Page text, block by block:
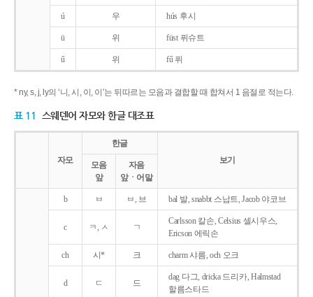
ú 우 hús 후시
ü 위 füst 퓌슈트
ű 위 fű 퓌
* ny, s, j, ly의 ‘니, 시, 이, 이’는 뒤따르는 모음과 결합할 때 합쳐서 1 음절로 적는다.
표 11 스웨덴어 자모와 한글 대조표
자모
한글
보기
모음
앞
자음
앞ㆍ어말
b ㅂ ㅂ, 브 bal 발, snabbt 스납트, Jacob 야코브
c ㅋ, ㅅ ㄱ
Carlsson 칼손, Celsius 셀시우스,
Ericson 에릭손
ch 시* 크 charm 샤름, och 오크
d ㄷ 드
dag 다그, dricka 드리카, Halmstad
할름스타드